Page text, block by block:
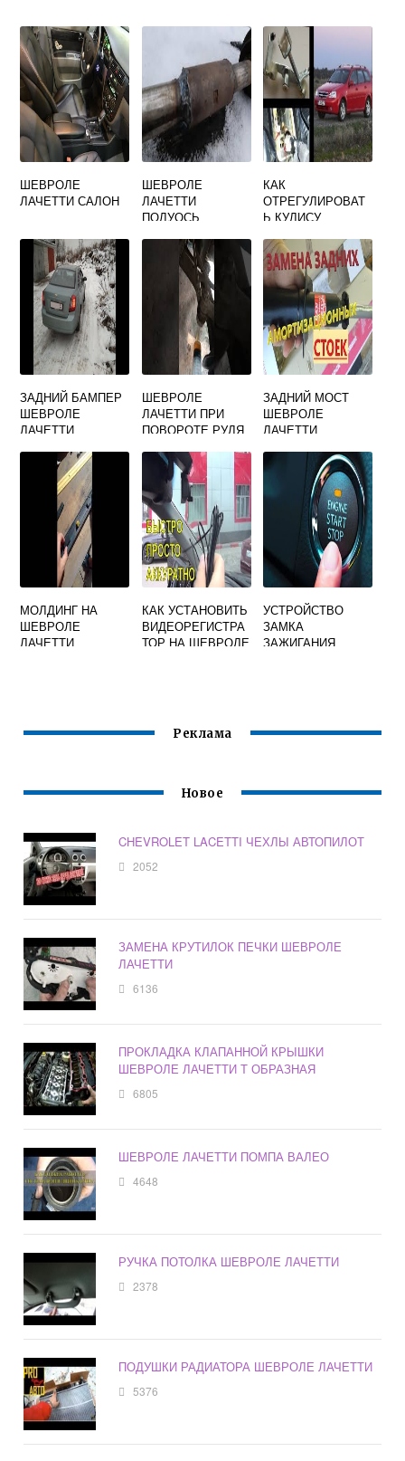
ШЕВРОЛЕ
ЛАЧЕТТИ САЛОН
ШЕВРОЛЕ
ЛАЧЕТТИ
ПОЛУОСЬ
КАК
ОТРЕГУЛИРОВАТ
Ь КУЛИСУ
LACETTI
ЗАДНИЙ БАМПЕР
ШЕВРОЛЕ
ЛАЧЕТТИ
ШЕВРОЛЕ
ЛАЧЕТТИ ПРИ
ПОВОРОТЕ РУЛЯ
ЗАДНИЙ МОСТ
ШЕВРОЛЕ
ЛАЧЕТТИ
МОЛДИНГ НА
ШЕВРОЛЕ
ЛАЧЕТТИ
КАК УСТАНОВИТЬ
ВИДЕОРЕГИСТРА
ТОР НА ШЕВРОЛЕ
УСТРОЙСТВО
ЗАМКА
ЗАЖИГАНИЯ
Реклама
Новое
CHEVROLET LACETTI ЧЕХЛЫ АВТОПИЛОТ
2052
ЗАМЕНА КРУТИЛОК ПЕЧКИ ШЕВРОЛЕ
ЛАЧЕТТИ
6136
ПРОКЛАДКА КЛАПАННОЙ КРЫШКИ
ШЕВРОЛЕ ЛАЧЕТТИ Т ОБРАЗНАЯ
6805
ШЕВРОЛЕ ЛАЧЕТТИ ПОМПА ВАЛЕО
4648
РУЧКА ПОТОЛКА ШЕВРОЛЕ ЛАЧЕТТИ
2378
ПОДУШКИ РАДИАТОРА ШЕВРОЛЕ ЛАЧЕТТИ
5376